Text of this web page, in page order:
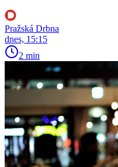
Pražská Drbna
dnes, 15:15
2 min